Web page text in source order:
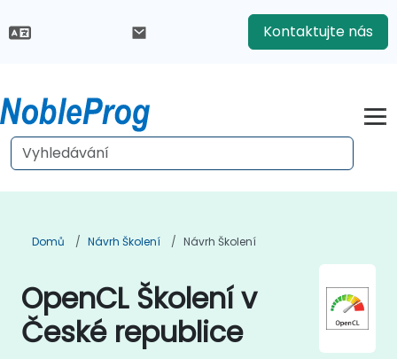
Kontaktujte nás
Domů Návrh Školení Návrh Školení
OpenCL Školení v
České republice